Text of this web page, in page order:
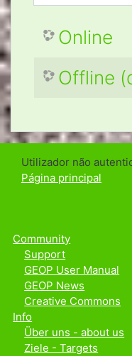
Online
Offline
Utilizador não
Página principal
Community
Support
GEOP User Manual
GEOP News
Creative Commons
Info
Über uns - about us
Ziele - Targets